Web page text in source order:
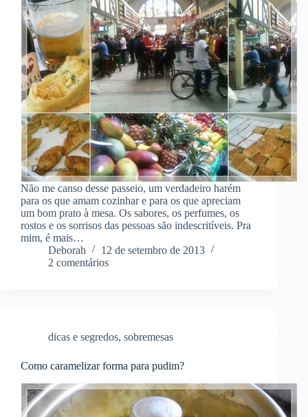
Não me canso desse passeio, um verdadeiro harém
para os que amam cozinhar e para os que apreciam
um bom prato à mesa. Os sabores, os perfumes, os
rostos e os sorrisos das pessoas são indescritíveis. Pra
mim, é mais…
Deborah
12 de setembro de 2013
2 comentários
dicas e segredos, sobremesas
Como caramelizar forma para pudim?